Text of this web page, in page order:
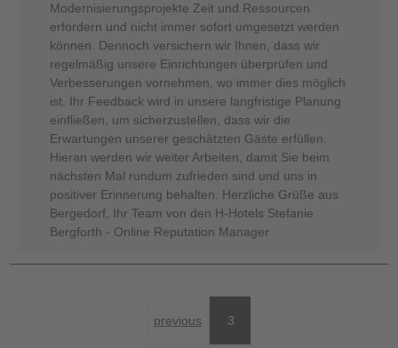
Modernisierungsprojekte Zeit und Ressourcen
erfordern und nicht immer sofort umgesetzt werden
können. Dennoch versichern wir Ihnen, dass wir
regelmäßig unsere Einrichtungen überprüfen und
Verbesserungen vornehmen, wo immer dies möglich
ist. Ihr Feedback wird in unsere langfristige Planung
einfließen, um sicherzustellen, dass wir die
Erwartungen unserer geschätzten Gäste erfüllen.
Hieran werden wir weiter Arbeiten, damit Sie beim
nächsten Mal rundum zufrieden sind und uns in
positiver Erinnerung behalten. Herzliche Grüße aus
Bergedorf, Ihr Team von den H-Hotels Stefanie
Bergforth - Online Reputation Manager
previous 3